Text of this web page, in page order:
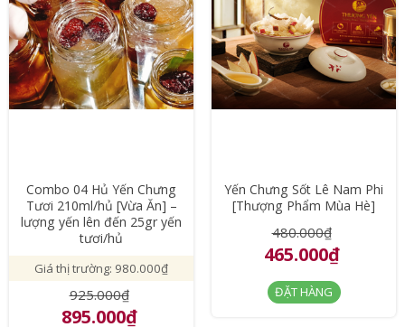
Combo 04 Hủ Yến Chưng
Tươi 210ml/hủ [Vừa Ăn] –
lượng yến lên đến 25gr yến
tươi/hủ
Giá thị trường: 980.000₫
925.000₫
895.000₫
Yến Chưng Sốt Lê Nam Phi
[Thượng Phẩm Mùa Hè]
480.000₫
465.000₫
ĐẶT HÀNG